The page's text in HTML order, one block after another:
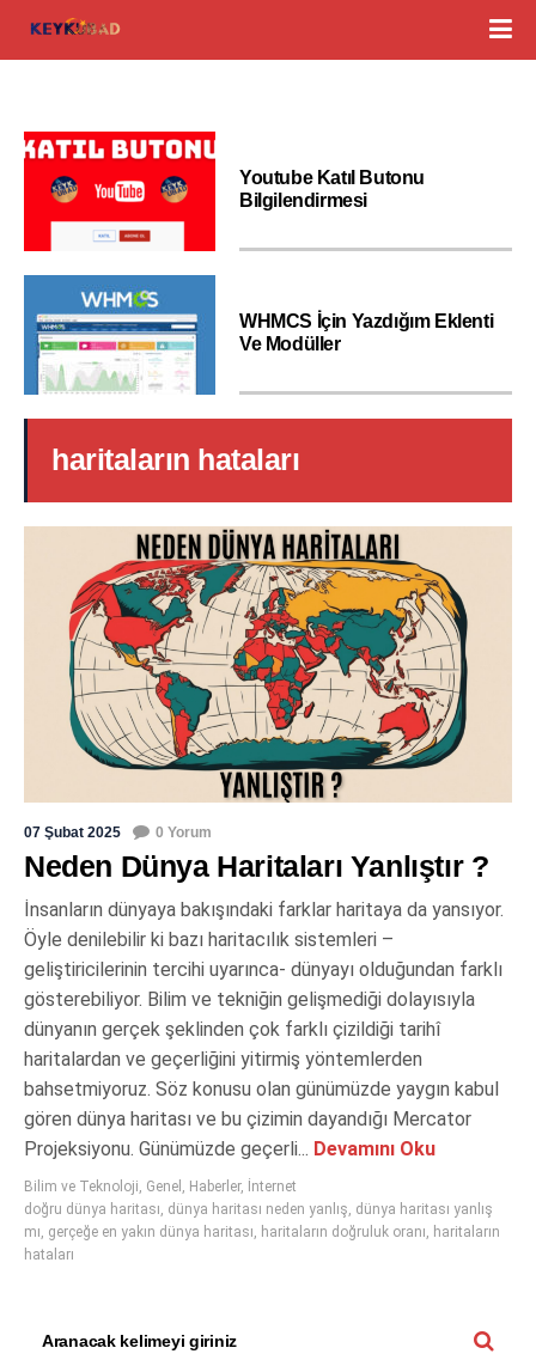
Youtube Katıl Butonu
Bilgilendirmesi
WHMCS İçin Yazdığım Eklenti
Ve Modüller
haritaların hataları
07 Şubat 2025 0 Yorum
Neden Dünya Haritaları Yanlıştır ?
İnsanların dünyaya bakışındaki farklar haritaya da yansıyor.
Öyle denilebilir ki bazı haritacılık sistemleri –
geliştiricilerinin tercihi uyarınca- dünyayı olduğundan farklı
gösterebiliyor. Bilim ve tekniğin gelişmediği dolayısıyla
dünyanın gerçek şeklinden çok farklı çizildiği tarihî
haritalardan ve geçerliğini yitirmiş yöntemlerden
bahsetmiyoruz. Söz konusu olan günümüzde yaygın kabul
gören dünya haritası ve bu çizimin dayandığı Mercator
Projeksiyonu. Günümüzde geçerli... Devamını Oku
Bilim ve Teknoloji Genel Haberler, İnternet
doğru dünya haritası dünya haritası neden yanlış dünya haritası yanlış
mı gerçeğe en yakın dünya haritası haritaların doğruluk oranı
haritaların
hataları